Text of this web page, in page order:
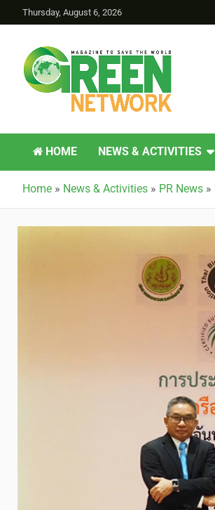
Thursday, August 6, 2026
Green Network
HOME NEWS & ACTIVITIES
Home » News & Activities » PR News »